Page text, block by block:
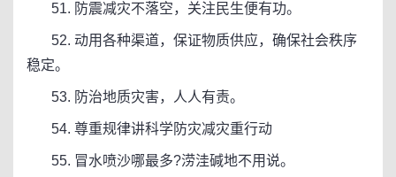
51. 防震减灾不落空，关注民生便有功。
52. 动用各种渠道，保证物质供应，确保社会秩序
稳定。
53. 防治地质灾害，人人有责。
54. 尊重规律讲科学防灾减灾重行动
55. 冒水喷沙哪最多?涝洼碱地不用说。